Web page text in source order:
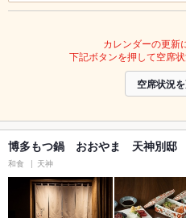
カレンダーの更新
下記ボタンを押して空席
空席状況
博多もつ鍋 おおやま 天神別邸
和食 天神